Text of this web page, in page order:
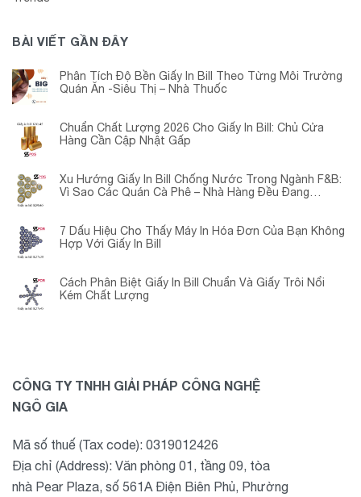
BÀI VIẾT GẦN ĐÂY
Phân Tích Độ Bền Giấy In Bill Theo Từng Môi Trường
Quán Ăn -Siêu Thị – Nhà Thuốc
Chuẩn Chất Lượng 2026 Cho Giấy In Bill: Chủ Cửa
Hàng Cần Cập Nhật Gấp
Xu Hướng Giấy In Bill Chống Nước Trong Ngành F&B:
Vì Sao Các Quán Cà Phê – Nhà Hàng Đều Đang
7 Dấu Hiệu Cho Thấy Máy In Hóa Đơn Của Bạn Không
Hợp Với Giấy In Bill
Cách Phân Biệt Giấy In Bill Chuẩn Và Giấy Trôi Nổi
Kém Chất Lượng
CÔNG TY TNHH GIẢI PHÁP CÔNG NGHỆ
NGÔ GIA
Mã số thuế (Tax code): 0319012426
Địa chỉ (Address): Văn phòng 01, tầng 09, tòa
nhà Pear Plaza, số 561A Điện Biên Phủ, Phường